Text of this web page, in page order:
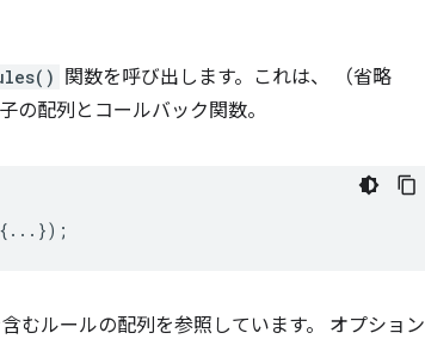
関数を呼び出します。これは、 （省略
の配列とコールバック関数。
{...});
むルールの配列を参照しています。 オプション